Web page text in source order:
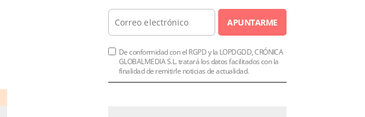
APUNTARME
De conformidad con el RGPD y la LOPDGDD, CRÓNICA
GLOBALMEDIA S.L. tratará los datos facilitados con la
finalidad de remitirle noticias de actualidad.